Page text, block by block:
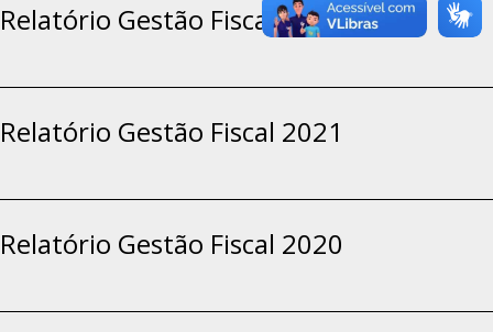
Relatório Gestão Fiscal 2022
Relatório Gestão Fiscal 2021
Relatório Gestão Fiscal 2020